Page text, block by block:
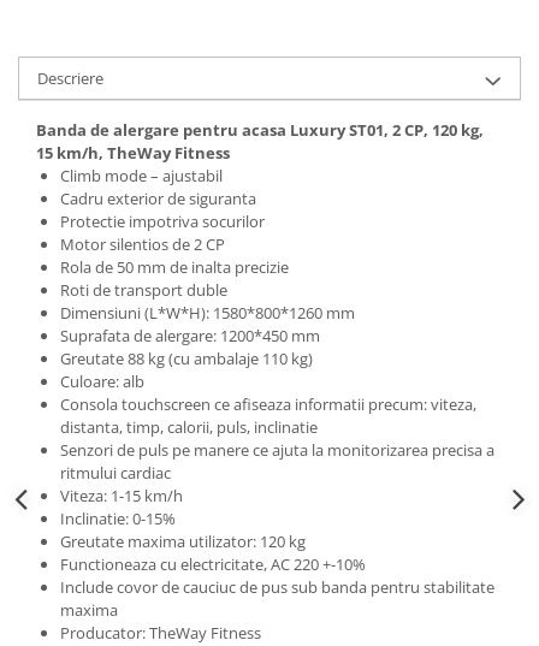
Descriere
Banda de alergare pentru acasa Luxury ST01, 2 CP, 120 kg,
15 km/h, TheWay Fitness
Climb mode – ajustabil
Cadru exterior de siguranta
Protectie impotriva socurilor
Motor silentios de 2 CP
Rola de 50 mm de inalta precizie
Roti de transport duble
Dimensiuni (L*W*H): 1580*800*1260 mm
Suprafata de alergare: 1200*450 mm
Greutate 88 kg (cu ambalaje 110 kg)
Culoare: alb
Consola touchscreen ce afiseaza informatii precum: viteza,
distanta, timp, calorii, puls, inclinatie
Senzori de puls pe manere ce ajuta la monitorizarea precisa a
ritmului cardiac
Viteza: 1-15 km/h
Inclinatie: 0-15%
Greutate maxima utilizator: 120 kg
Functioneaza cu electricitate, AC 220 +-10%
Include covor de cauciuc de pus sub banda pentru stabilitate
maxima
Producator: TheWay Fitness